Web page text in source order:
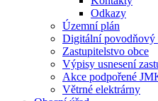
Odkazy
Územní plán
Digitální povodňový
Zastupitelstvo obce
Výpisy usnesení
Akce podpořené
Větrné elektrárny